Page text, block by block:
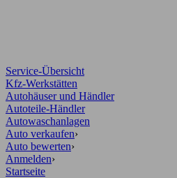
Service-Übersicht
Kfz-Werkstätten
Autohäuser und Händler
Autoteile-Händler
Autowaschanlagen
Auto verkaufen›
Auto bewerten›
Anmelden›
Startseite